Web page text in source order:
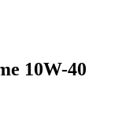
10W-40